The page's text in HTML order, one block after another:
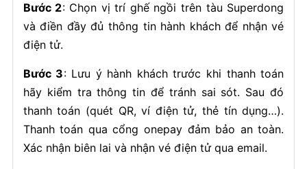
Bước 2: Chọn vị trí ghế ngồi trên tàu Superdong
và điền đầy đủ thông tin hành khách để nhận vé
điện tử.
Bước 3: Lưu ý hành khách trước khi thanh toán
hãy kiểm tra thông tin để tránh sai sót. Sau đó
thanh toán (quét QR, ví điện tử, thẻ tín dụng…).
Thanh toán qua cổng onepay đảm bảo an toàn.
Xác nhận biên lai và nhận vé điện tử qua email.